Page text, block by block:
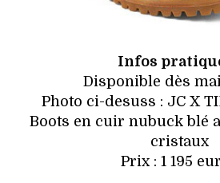
Infos
Disponible dès
Photo ci-desuss : JC X
Boots en cuir nubuck blé
cristaux
Prix : 1 195